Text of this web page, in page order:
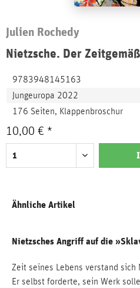
Julien Rochedy
Nietzsche. Der
9783948145163
Jungeuropa 2022
176 Seiten, Klappenbroschur
10,00 € *
Ähnliche Artikel
Nietzsches Angriff auf die
Zeit seines Lebens verstand sich
Er selbst forderte, sein Werk